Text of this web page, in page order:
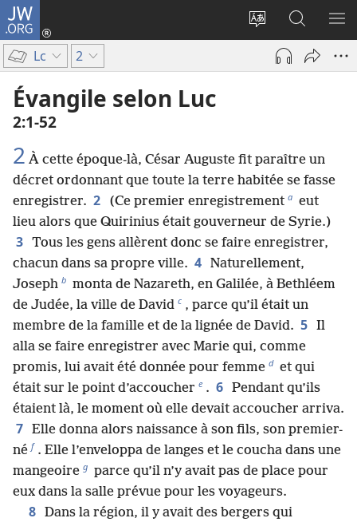
JW.ORG
Changer
langue
Se
connecter
sur
JW.ORG
Lc 2
Évangile selon Luc
2​:​1-52
2 À cette époque-là, César Auguste fit paraître un
décret ordonnant que toute la terre habitée se fasse
enregistrer. 2 (Ce premier enregistrement a eut
lieu alors que Quirinius était gouverneur de Syrie.)
3 Tous les gens allèrent donc se faire enregistrer,
chacun dans sa propre ville. 4 Naturellement,
Joseph b monta de Nazareth, en Galilée, à Bethléem
de Judée, la ville de David c , parce qu’il était un
membre de la famille et de la lignée de David. 5 Il
alla se faire enregistrer avec Marie qui, comme
promis, lui avait été donnée pour femme d et qui
était sur le point d’accoucher e . 6 Pendant qu’ils
étaient là, le moment où elle devait accoucher arriva.
7 Elle donna alors naissance à son fils, son premier-
né f . Elle l’enveloppa de langes et le coucha dans une
mangeoire g parce qu’il n’y avait pas de place pour
eux dans la salle prévue pour les voyageurs.
8 Dans la région, il y avait des bergers qui